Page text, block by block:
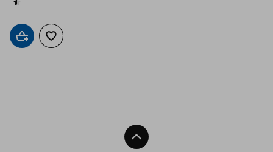
Προσθήκη στο καλάθι
Προσθήκη στα αγαπημένα
Back To Top